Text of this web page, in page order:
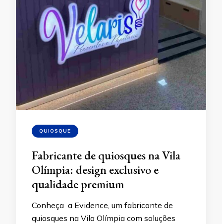
QUIOSQUE
Fabricante de quiosques na Vila
Olímpia: design exclusivo e
qualidade premium
Conheça a Evidence, um fabricante de
quiosques na Vila Olímpia com soluções